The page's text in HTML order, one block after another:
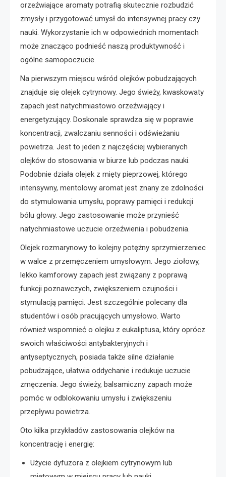
orzeźwiające aromaty potrafią skutecznie rozbudzić
zmysły i przygotować umysł do intensywnej pracy czy
nauki. Wykorzystanie ich w odpowiednich momentach
może znacząco podnieść naszą produktywność i
ogólne samopoczucie.
Na pierwszym miejscu wśród olejków pobudzających
znajduje się olejek cytrynowy. Jego świeży, kwaskowaty
zapach jest natychmiastowo orzeźwiający i
energetyzujący. Doskonale sprawdza się w poprawie
koncentracji, zwalczaniu senności i odświeżaniu
powietrza. Jest to jeden z najczęściej wybieranych
olejków do stosowania w biurze lub podczas nauki.
Podobnie działa olejek z mięty pieprzowej, którego
intensywny, mentolowy aromat jest znany ze zdolności
do stymulowania umysłu, poprawy pamięci i redukcji
bólu głowy. Jego zastosowanie może przynieść
natychmiastowe uczucie orzeźwienia i pobudzenia.
Olejek rozmarynowy to kolejny potężny sprzymierzeniec
w walce z przemęczeniem umysłowym. Jego ziołowy,
lekko kamforowy zapach jest związany z poprawą
funkcji poznawczych, zwiększeniem czujności i
stymulacją pamięci. Jest szczególnie polecany dla
studentów i osób pracujących umysłowo. Warto
również wspomnieć o olejku z eukaliptusa, który oprócz
swoich właściwości antybakteryjnych i
antyseptycznych, posiada także silne działanie
pobudzające, ułatwia oddychanie i redukuje uczucie
zmęczenia. Jego świeży, balsamiczny zapach może
pomóc w odblokowaniu umysłu i zwiększeniu
przepływu powietrza.
Oto kilka przykładów zastosowania olejków na
koncentrację i energię:
Użycie dyfuzora z olejkiem cytrynowym lub